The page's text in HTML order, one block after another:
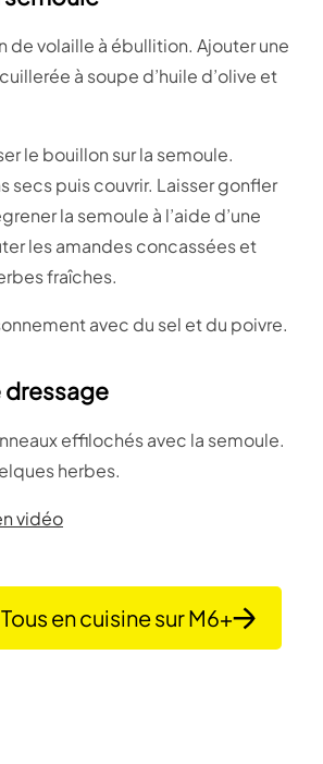
de volaille à ébullition. Ajouter une
à soupe d’huile d’olive et
le bouillon sur la semoule.
secs puis couvrir. Laisser gonfler
la semoule à l’aide d’une
les amandes concassées et
fraîches.
avec du sel et du poivre.
dressage
effilochés avec la semoule.
herbes.
vidéo
en cuisine sur M6+